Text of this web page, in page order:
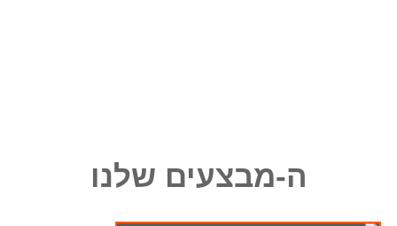
ה-מבצעים שלנו